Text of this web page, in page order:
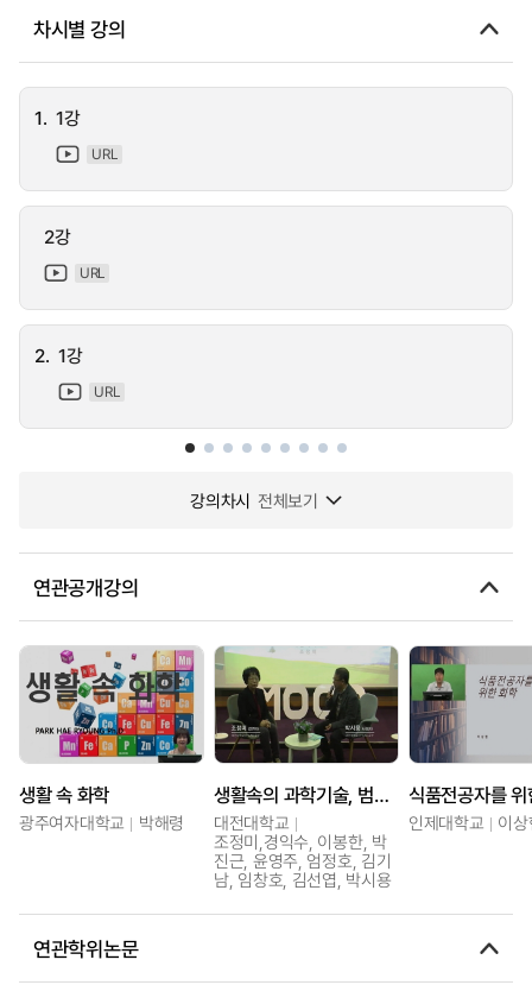
차시별 강의
1. 1강
URL
2강
URL
2. 1강
URL
강의차시 전체보기
연관공개강의
생활 속 화학
광주여자대학교 박해령
생활속의 과학기술, 범죄, 법
대전대학교
조정미,경익수, 이봉한, 박
진근, 윤영주, 엄정호, 김기
남, 임창호, 김선엽, 박시용
식품전공자를
인제대학교 이
연관학위논문